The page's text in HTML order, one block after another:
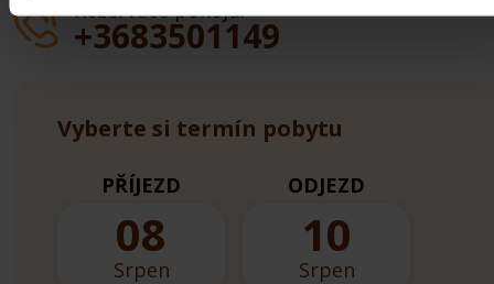
Rezervace pokojů:
+3683501149
Vyberte si termín pobytu
PŘÍJEZD
08
Srpen
ODJEZD
10
Srpen